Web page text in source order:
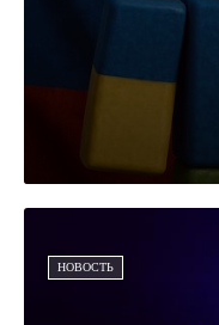
НОВОСТЬ